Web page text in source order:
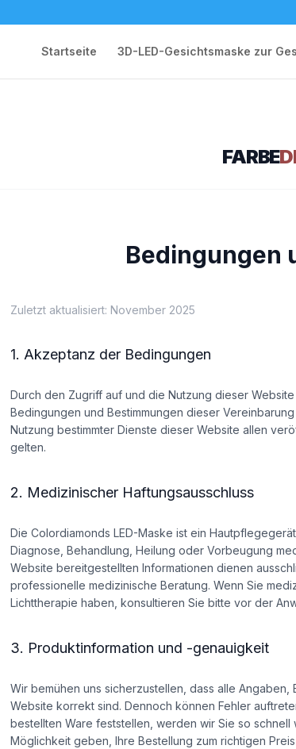
Startseite 3D-LED-Gesichtsmaske zur
FARBE
Bedingungen
Zuletzt aktualisiert: November 2025
1. Akzeptanz der Bedingungen
Durch den Zugriff auf und die Nutzung dieser
Bedingungen und Bestimmungen dieser
Nutzung bestimmter Dienste dieser Website allen
gelten.
2. Medizinischer Haftungsausschluss
Die Colordiamonds LED-Maske ist ein
Diagnose, Behandlung, Heilung oder Vorbeugung
Website bereitgestellten Informationen dienen
professionelle medizinische Beratung. Wenn Sie
Lichttherapie haben, konsultieren Sie bitte vor der
3. Produktinformation und -genauigkeit
Wir bemühen uns sicherzustellen, dass alle
Website korrekt sind. Dennoch können Fehler
bestellten Ware feststellen, werden wir Sie so
Möglichkeit geben, Ihre Bestellung zum richtigen